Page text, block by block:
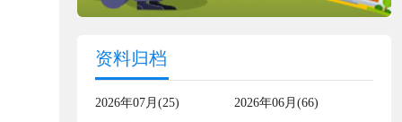
资料归档
2026年07月(25)
2026年06月(66)